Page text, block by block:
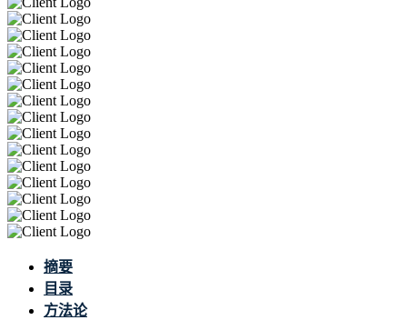
摘要
目录
方法论